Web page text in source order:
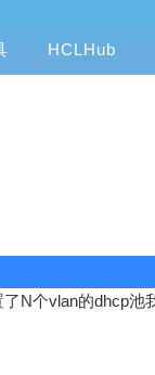
HCLHub
N个vlan的dhcp